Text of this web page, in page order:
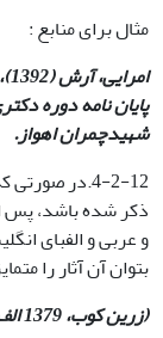
مثال برای منابع :
امرایی، آرش
پایان نامه دوره
شهیدچمران اهواز.
4-2-12.در
ذکر شده باشد، پس
و عربی و الفبای
بتوان آن آثار را
(زرین کوب، 1379 الف: ج 2، 744 )